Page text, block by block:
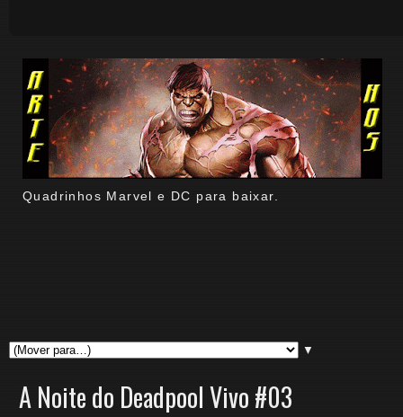
Quadrinhos Marvel e DC para baixar.
▼
A Noite do Deadpool Vivo #03